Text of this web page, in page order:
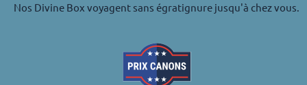
Nos Divine Box voyagent sans égratignure jusqu'à chez vous.